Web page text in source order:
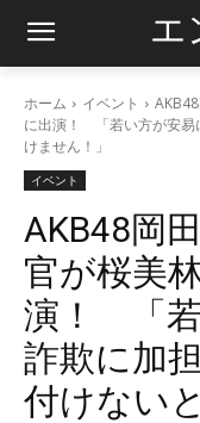
エ
ホーム イベント
に出演！ 「若い方が安易
けません！」
イベント
AKB48岡
官が桜美
演！ 「若
詐欺に加
付けない